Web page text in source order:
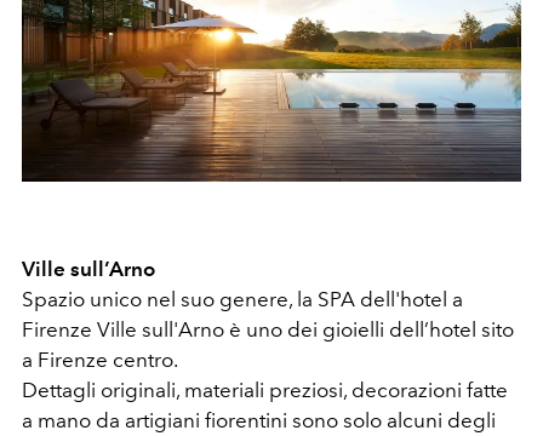
Ville sull’Arno
Spazio unico nel suo genere, la SPA dell'hotel a
Firenze Ville sull'Arno è uno dei gioielli dell’hotel sito
a Firenze centro.
Dettagli originali, materiali preziosi, decorazioni fatte
a mano da artigiani fiorentini sono solo alcuni degli